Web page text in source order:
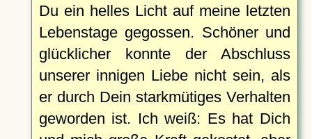
Du ein helles Licht auf meine letzten
Lebenstage gegossen. Schöner und
glücklicher konnte der Abschluss
unserer innigen Liebe nicht sein, als
er durch Dein starkmütiges Verhalten
geworden ist. Ich weiß: Es hat Dich